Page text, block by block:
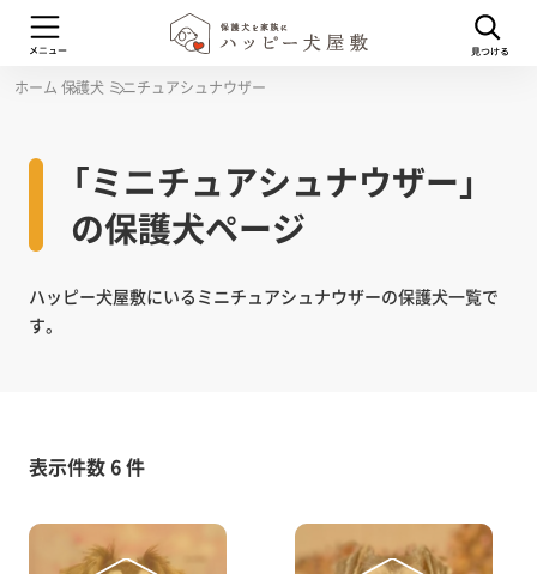
ホーム 保護犬 ミニチュアシュナウザー
「ミニチュアシュナウザー」
の保護犬ページ
ハッピー犬屋敷にいるミニチュアシュナウザーの保護犬一覧で
す。
表示件数 6 件